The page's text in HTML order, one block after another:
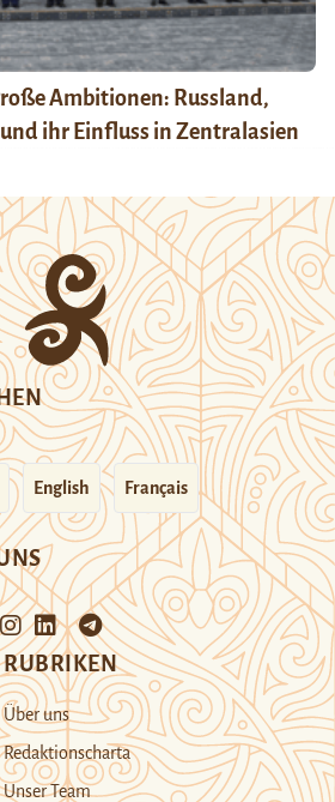
Ambitionen: Russland,
ihr Einfluss in Zentralasien
English Français
RUBRIKEN
Über uns
Redaktionscharta
Unser Team